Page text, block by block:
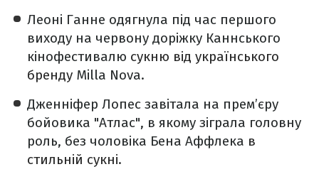
Леоні Ганне одягнула під час першого
виходу на червону доріжку Каннського
кінофестивалю сукню від українського
бренду Milla Nova.
Дженніфер Лопес завітала на прем’єру
бойовика "Атлас", в якому зіграла головну
роль, без чоловіка Бена Аффлека в
стильній сукні.